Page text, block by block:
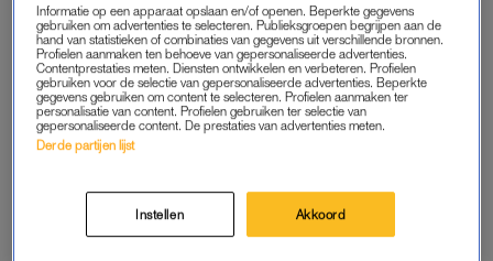
gemeente zit wel in de jeugdzorg.”
GEMEENTE
“Het oordeel van zorgverleners wordt eerst nog
teruggekoppeld naar de gemeente. Tijd- en geldverspilling. Als
beginnen met het schrappen van dit soort overbodige lagen.”
Informatie op een apparaat opslaan en/of openen. Beperkte gegevens
gebruiken om advertenties te selecteren. Publieksgroepen begrijpen aan de
hand van statistieken of combinaties van gegevens uit verschillende bronnen.
Profielen aanmaken ten behoeve van gepersonaliseerde advertenties.
Contentprestaties meten. Diensten ontwikkelen en verbeteren. Profielen
gebruiken voor de selectie van gepersonaliseerde advertenties. Beperkte
gegevens gebruiken om content te selecteren. Profielen aanmaken ter
personalisatie van content. Profielen gebruiken ter selectie van
gepersonaliseerde content. De prestaties van advertenties meten.
Derde partijen lijst
Instellen Akkoord